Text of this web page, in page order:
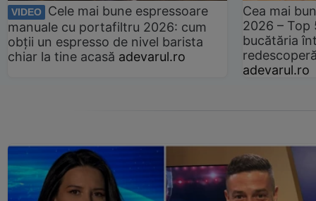
VIDEO
Cele mai bune espressoare
manuale cu portafiltru 2026: cum
obții un espresso de nivel barista
chiar la tine acasă adevarul.ro
Cea mai
2026 –
bucătăria
adevarul.ro